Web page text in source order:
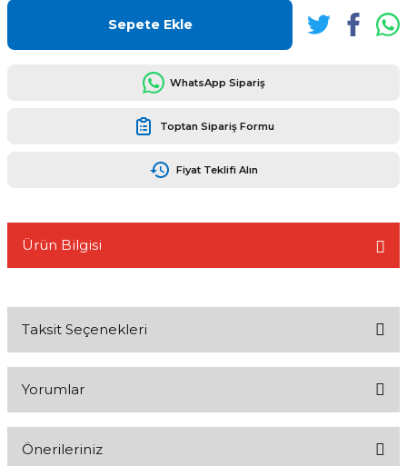
Sepete Ekle
WhatsApp Sipariş
Toptan Sipariş Formu
Fiyat Teklifi Alın
Ürün Bilgisi
Taksit Seçenekleri
Yorumlar
Önerileriniz